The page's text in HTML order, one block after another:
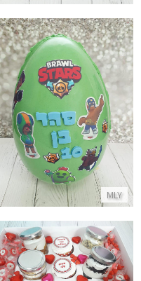
MLY
ביצת שוקולד בראול
התקשר/י
מארז גדול ליום האהבה